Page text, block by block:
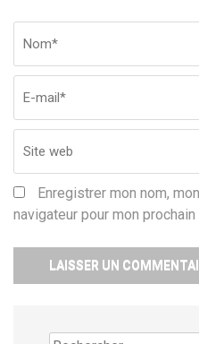
Enregistrer mon nom,
navigateur pour mon